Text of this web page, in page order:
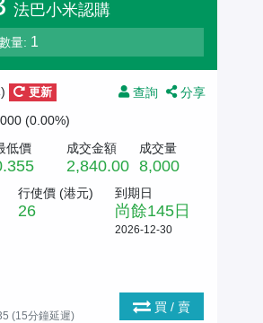
法巴小米認購
量: 1
查詢 分享
) 更新
(0.00%)
低價 成交金額
2,840.00
成交量
8,000
行使價 (港元)
26
到期日
尚餘145日
2026-12-30
(15分鐘延遲)
買 / 賣